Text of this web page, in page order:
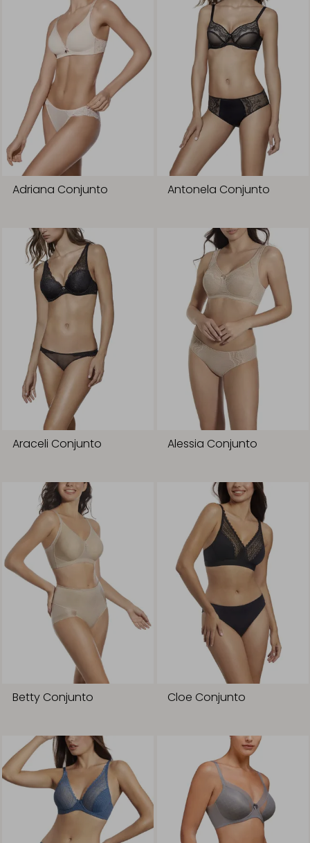
Adriana Conjunto Antonela Conjunto
Araceli Conjunto Alessia Conjunto
Betty Conjunto Cloe Conjunto